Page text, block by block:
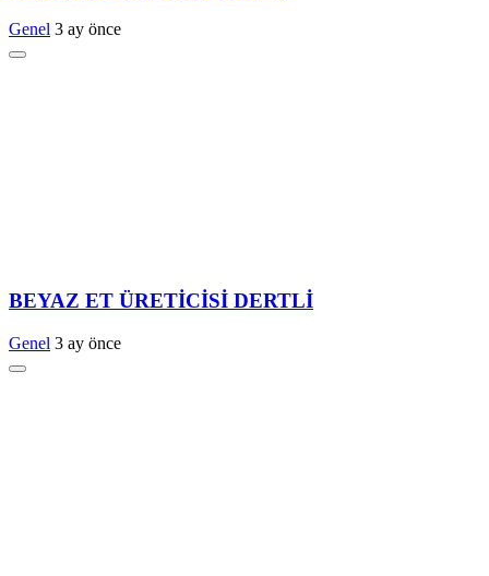
Genel 3 ay önce
BEYAZ ET ÜRETİCİSİ DERTLİ
Genel 3 ay önce